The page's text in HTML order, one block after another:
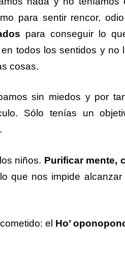
para sentir rencor,
para conseguir lo
en todos los sentidos y no
cosas.
sin miedos y por
Sólo tenías un
niños. Purificar mente,
que nos impide alcanzar
el Ho’